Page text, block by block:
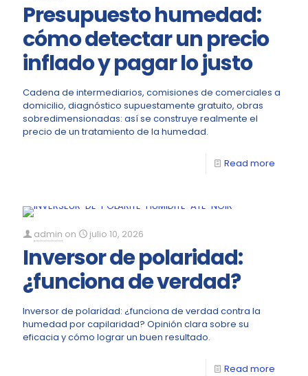
Presupuesto humedad:
cómo detectar un precio
inflado y pagar lo justo
Cadena de intermediarios, comisiones de comerciales a
domicilio, diagnóstico supuestamente gratuito, obras
sobredimensionadas: así se construye realmente el
precio de un tratamiento de la humedad.
Read more
admin on julio 10, 2026
Inversor de polaridad:
¿funciona de verdad?
Inversor de polaridad: ¿funciona de verdad contra la
humedad por capilaridad? Opinión clara sobre su
eficacia y cómo lograr un buen resultado.
Read more